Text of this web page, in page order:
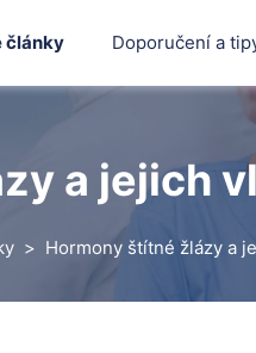
články Doporučení a
a jejich
Hormony štítné žlázy a